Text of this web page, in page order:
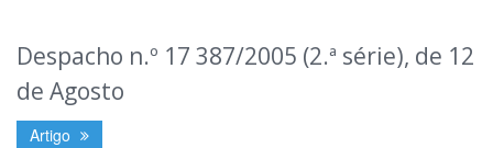
Despacho n.º 17 387/2005 (2.ª série), de 12
de Agosto
Artigo